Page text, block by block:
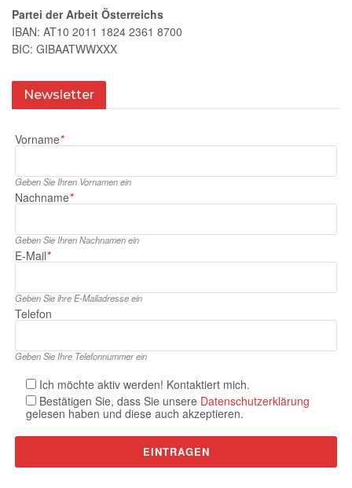
Partei der Arbeit Österreichs
IBAN: AT10 2011 1824 2361 8700
BIC: GIBAATWWXXX
Newsletter
Vorname*
Geben Sie Ihren Vornamen ein
Nachname*
Geben Sie Ihren Nachnamen ein
E‑Mail*
Geben Sie ihre E‑Mailadresse ein
Telefon
Geben Sie Ihre Telefonnummer ein
Ich möchte aktiv werden! Kontaktiert mich.
Bestätigen Sie, dass Sie unsere Datenschutzerklärung
gelesen haben und diese auch akzeptieren.